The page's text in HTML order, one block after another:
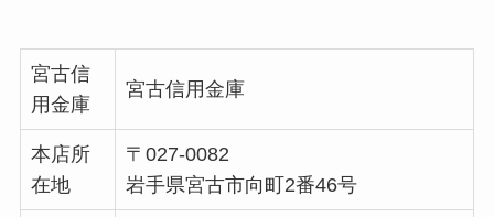
宮古信
用金庫
宮古信用金庫
本店所
在地
〒027-0082
岩手県宮古市向町2番46号